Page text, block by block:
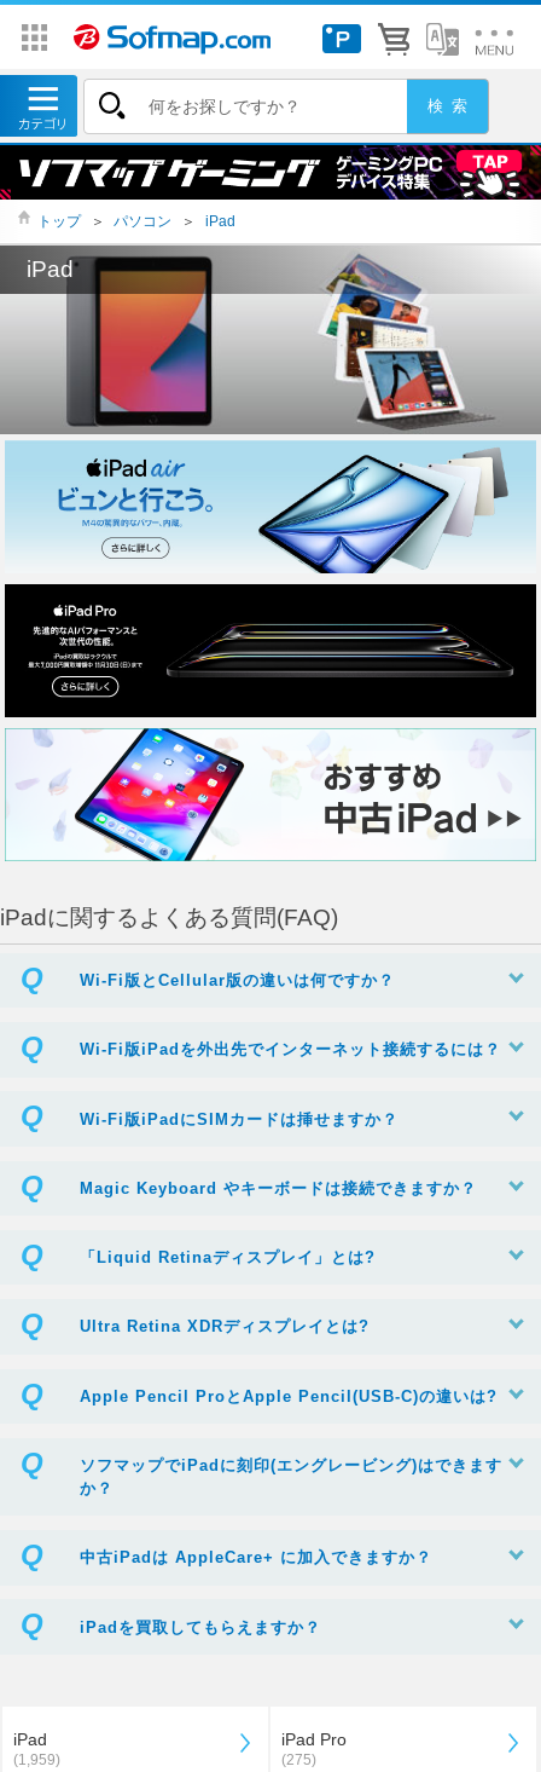
トップ ＞ パソコン ＞ iPad
iPad
iPadに関するよくある質問(FAQ)
Wi-Fi版とCellular版の違いは何ですか？
Wi-Fi版iPadを外出先でインターネット接続するには？
Wi-Fi版iPadにSIMカードは挿せますか？
Magic Keyboard やキーボードは接続できますか？
「Liquid Retinaディスプレイ」とは?
Ultra Retina XDRディスプレイとは?
Apple Pencil ProとApple Pencil(USB-C)の違いは?
ソフマップでiPadに刻印(エングレービング)はできます
か？
中古iPadは AppleCare+ に加入できますか？
iPadを買取してもらえますか？
iPad
(1,959)
iPad Pro
(275)